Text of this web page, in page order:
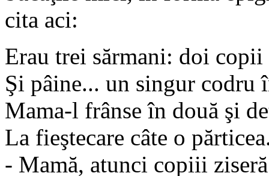
cita aci:
Erau trei sărmani: doi copii
Şi pâine... un singur codru
Mama-l frânse în două şi
La fieştecare câte o
- Mamă, atunci copiii